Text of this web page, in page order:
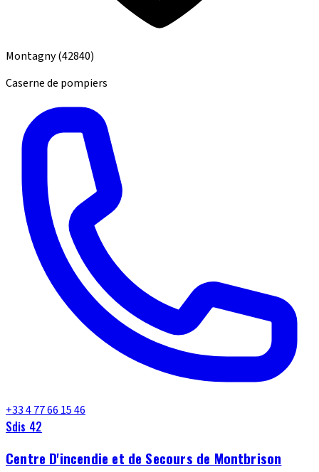
Montagny(42840)
Caserne de pompiers
+33 4 77 66 15 46
Sdis 42
Centre D'incendie et de Secours de Montbrison